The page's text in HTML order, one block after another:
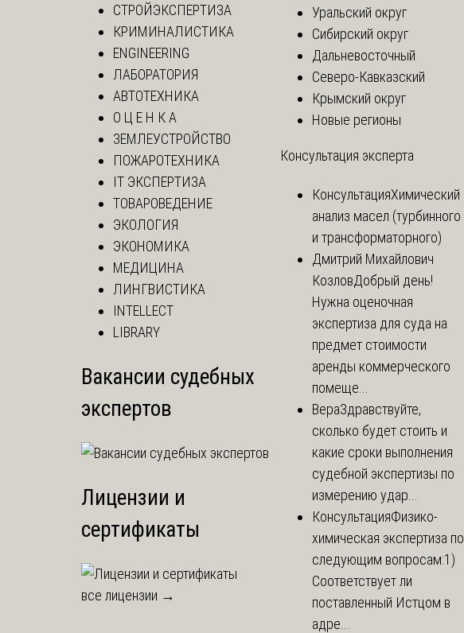
СТРОЙЭКСПЕРТИЗА
КРИМИНАЛИСТИКА
ENGINEERING
ЛАБОРАТОРИЯ
АВТОТЕХНИКА
О Ц Е Н К А
ЗЕМЛЕУСТРОЙСТВО
ПОЖАРОТЕХНИКА
IT ЭКСПЕРТИЗА
ТОВАРОВЕДЕНИЕ
ЭКОЛОГИЯ
ЭКОНОМИКА
МЕДИЦИНА
ЛИНГВИСТИКА
INTELLECT
LIBRARY
Вакансии судебных
экспертов
Лицензии и
сертификаты
все лицензии →
Уральский округ
Сибирский округ
Дальневосточный
Северо-Кавказский
Крымский округ
Новые регионы
Консультация эксперта
КонсультацияХимический
анализ масел (турбинного
и трансформаторного)
Дмитрий Михайлович
КозловДобрый день!
Нужна оценочная
экспертиза для суда на
предмет стоимости
аренды коммерческого
помеще...
ВераЗдравствуйте,
сколько будет стоить и
какие сроки выполнения
судебной экспертизы по
измерению удар...
КонсультацияФизико-
химическая экспертиза по
следующим вопросам:1)
Соответствует ли
поставленный Истцом в
адре...